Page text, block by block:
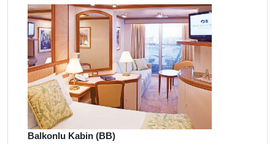
Balkonlu Kabin (BB)